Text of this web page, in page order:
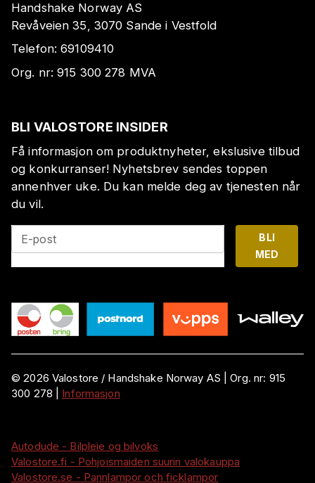
Handshake Norway AS
Revåveien 35, 3070 Sande i Vestfold
Telefon:69109410
Org. nr:915 300 278 MVA
BLI VALOSTORE INSIDER
Få informasjon om produktnyheter, ekslusive tilbud
og konkurranser! Nyhetsbrev sendes toppen
annenhver uke. Du kan melde deg av tjenesten når
du vil.
E-post
BLI
MED
©2026 Valostore / Handshake Norway AS |Org. nr: 915
300 278
Informasjon
Autodude - Bilpleie og bilvoks
Valostore.fi - Pohjoismaiden suurin valokauppa
Valostore.se - Pannlampor och ficklampor